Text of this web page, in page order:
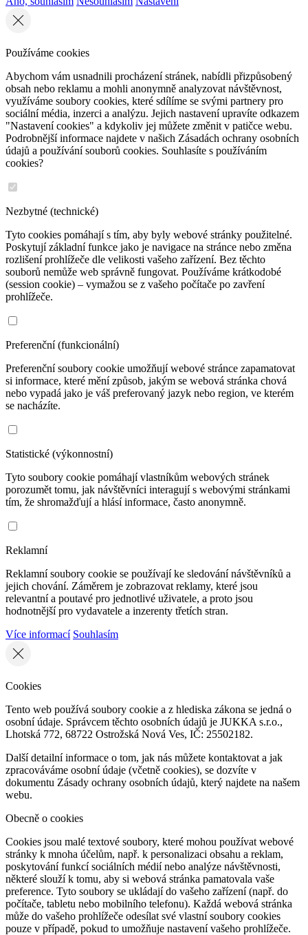
Používáme cookies
Abychom vám usnadnili procházení stránek, nabídli přizpůsobený
obsah nebo reklamu a mohli anonymně analyzovat návštěvnost,
využíváme soubory cookies, které sdílíme se svými partnery pro
sociální média, inzerci a analýzu. Jejich nastavení upravíte odkazem
"Nastavení cookies" a kdykoliv jej můžete změnit v patičce webu.
Podrobnější informace najdete v našich Zásadách ochrany osobních
údajů a používání souborů cookies. Souhlasíte s používáním
cookies?
Nezbytné (technické)
Tyto cookies pomáhají s tím, aby byly webové stránky použitelné.
Poskytují základní funkce jako je navigace na stránce nebo změna
rozlišení prohlížeče dle velikosti vašeho zařízení. Bez těchto
souborů nemůže web správně fungovat. Používáme krátkodobé
(session cookie) – vymažou se z vašeho počítače po zavření
prohlížeče.
Preferenční (funkcionální)
Preferenční soubory cookie umožňují webové stránce zapamatovat
si informace, které mění způsob, jakým se webová stránka chová
nebo vypadá jako je váš preferovaný jazyk nebo region, ve kterém
se nacházíte.
Statistické (výkonnostní)
Tyto soubory cookie pomáhají vlastníkům webových stránek
porozumět tomu, jak návštěvníci interagují s webovými stránkami
tím, že shromažďují a hlásí informace, často anonymně.
Reklamní
Reklamní soubory cookie se používají ke sledování návštěvníků a
jejich chování. Záměrem je zobrazovat reklamy, které jsou
relevantní a poutavé pro jednotlivé uživatele, a proto jsou
hodnotnější pro vydavatele a inzerenty třetích stran.
Více informací Souhlasím
Cookies
Tento web používá soubory cookie a z hlediska zákona se jedná o
osobní údaje. Správcem těchto osobních údajů je JUKKA s.r.o.,
Lhotská 772, 68722 Ostrožská Nová Ves, IČ: 25502182.
Další detailní informace o tom, jak nás můžete kontaktovat a jak
zpracováváme osobní údaje (včetně cookies), se dozvíte v
dokumentu Zásady ochrany osobních údajů, který najdete na našem
webu.
Obecně o cookies
Cookies jsou malé textové soubory, které mohou používat webové
stránky k mnoha účelům, např. k personalizaci obsahu a reklam,
poskytování funkcí sociálních médií nebo analýze návštěvnosti,
některé slouží k tomu, aby si webová stránka pamatovala vaše
preference. Tyto soubory se ukládají do vašeho zařízení (např. do
počítače, tabletu nebo mobilního telefonu). Každá webová stránka
může do vašeho prohlížeče odesílat své vlastní soubory cookies
pouze v případě, pokud to umožňuje nastavení vašeho prohlížeče.